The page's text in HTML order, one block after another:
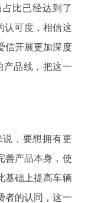
比已经达到了
认可度，相信这
信开展更加深度
产品线，把这一
，要想拥有更
善产品本身，使
基础上提高车辆
者的认同，这一